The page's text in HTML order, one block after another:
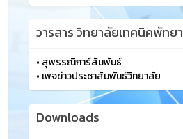
วารสาร วิทยาลัยเทคนิคพัทยา
• สุพรรณิการ์สัมพันธ์
• เพจข่าวประชาสัมพันธ์วิทยาลัย
Downloads